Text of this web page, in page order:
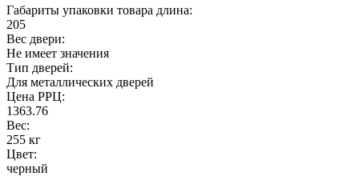
Габариты упаковки товара длина:
205
Вес двери:
Не имеет значения
Тип дверей:
Для металлических дверей
Цена РРЦ:
1363.76
Вес:
255 кг
Цвет:
черный